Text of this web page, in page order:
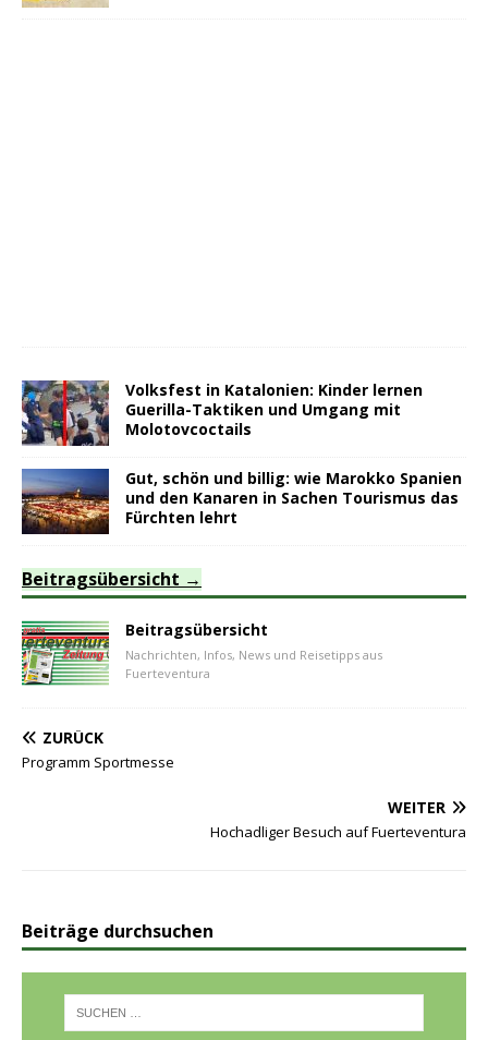
Volksfest in Katalonien: Kinder lernen
Guerilla-Taktiken und Umgang mit
Molotovcoctails
Gut, schön und billig: wie Marokko Spanien
und den Kanaren in Sachen Tourismus das
Fürchten lehrt
Beitragsübersicht
Beitragsübersicht
Nachrichten, Infos, News und Reisetipps aus
Fuerteventura
ZURÜCK
Programm Sportmesse
WEITER
Hochadliger Besuch auf Fuerteventura
Beiträge durchsuchen